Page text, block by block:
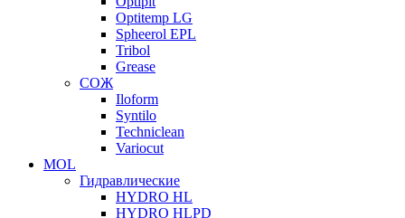
Optitemp LG
Spheerol EPL
Tribol
Grease
СОЖ
Iloform
Syntilo
Techniclean
Variocut
MOL
Гидравлические
HYDRO HL
HYDRO HLPD